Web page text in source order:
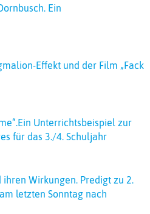
Ein
Effekt und der Film „Fack
Unterrichtsbeispiel zur
für das 3./4. Schuljahr
Wirkungen. Predigt zu 2.
letzten Sonntag nach